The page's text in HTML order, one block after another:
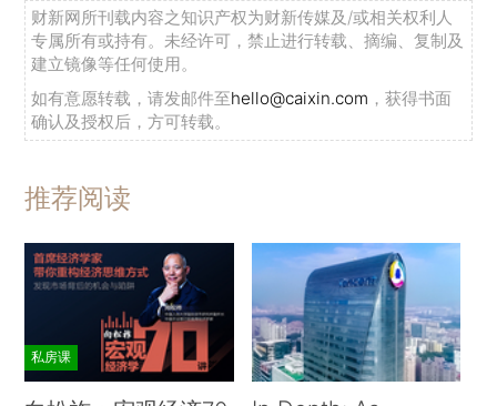
财新网所刊载内容之知识产权为财新传媒及/或相关权利人
专属所有或持有。未经许可，禁止进行转载、摘编、复制及
建立镜像等任何使用。
如有意愿转载，请发邮件至hello@caixin.com ，获得书面
确认及授权后，方可转载。
推荐阅读
私房课